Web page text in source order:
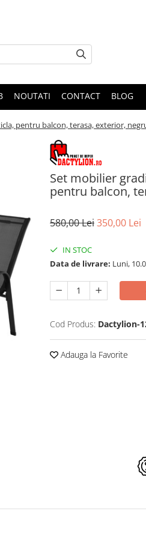
NOUTATI CONTACT BLOG
pentru balcon, terasa, exterior,
Set mobilier
pentru balcon,
580,00 Lei350,00 Lei
IN STOC
Data de livrare: Luni,
Cod Produs: Dactylion-
Adauga la Favorite